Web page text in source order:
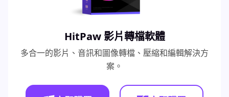
HitPaw 影片轉檔軟體
多合一的影片、音訊和圖像轉檔、壓縮和編輯解決方
案。